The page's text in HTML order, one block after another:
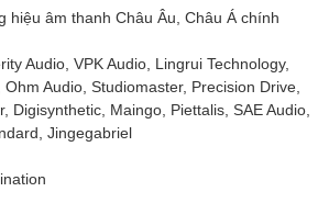
hiệu âm thanh Châu Âu, Châu Á chính
Audio, VPK Audio, Lingrui Technology,
Audio, Studiomaster, Precision Drive,
Digisynthetic, Maingo, Piettalis, SAE Audio,
Jingegabriel